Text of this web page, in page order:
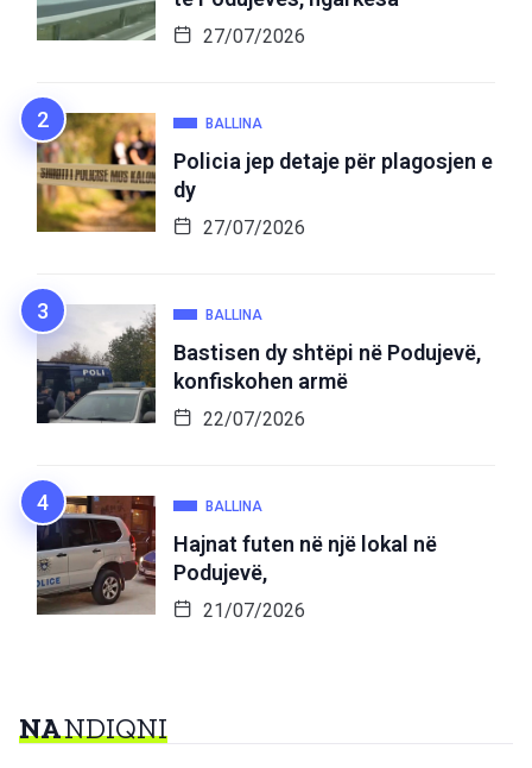
27/07/2026
BALLINA
Policia jep detaje për plagosjen e
dy
27/07/2026
BALLINA
Bastisen dy shtëpi në Podujevë,
konfiskohen armë
22/07/2026
BALLINA
Hajnat futen në një lokal në
Podujevë,
21/07/2026
NANDIQNI